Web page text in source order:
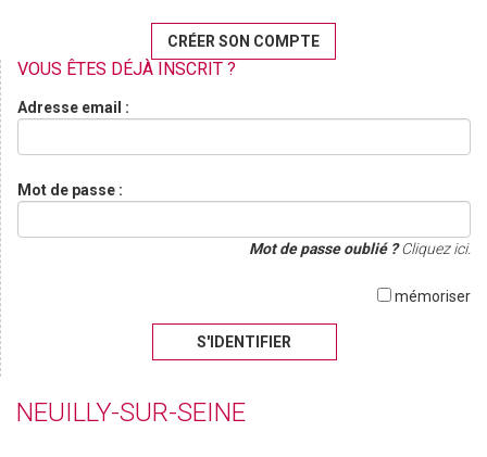
CRÉER SON COMPTE
VOUS ÊTES DÉJÀ INSCRIT ?
Adresse email :
Mot de passe :
Mot de passe oublié ?Cliquez ici.
mémoriser
S'IDENTIFIER
NEUILLY-SUR-SEINE